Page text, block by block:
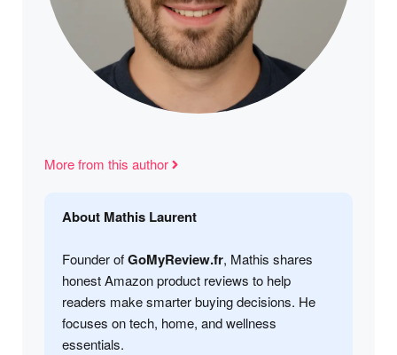
More from this author
About Mathis Laurent
Founder ofGoMyReview.fr, Mathis shares
honest Amazon product reviews to help
readers make smarter buying decisions. He
focuses on tech, home, and wellness
essentials.